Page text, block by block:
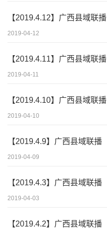
【2019.4.12】广西县域联播
2019-04-12
【2019.4.11】广西县域联播
2019-04-11
【2019.4.10】广西县域联播
2019-04-10
【2019.4.9】广西县域联播
2019-04-09
【2019.4.3】广西县域联播
2019-04-03
【2019.4.2】广西县域联播